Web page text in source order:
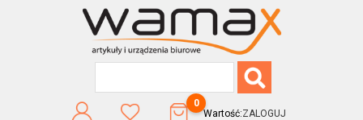
0
Wartość:ZALOGUJ